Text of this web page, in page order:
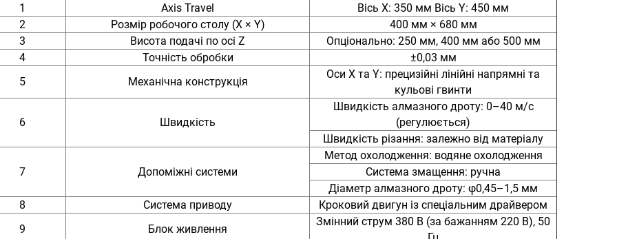
1
Axis Travel
Вісь X: 350 мм Вісь Y: 450 мм
2
Розмір робочого столу (X × Y)
400 мм × 680 мм
3
Висота подачі по осі Z
Опціонально: 250 мм, 400 мм або 500 мм
4
Точність обробки
±0,03 мм
5
Механічна конструкція
Оси X та Y: прецизійні лінійні напрямні та
кульові гвинти
6 Швидкість
Швидкість алмазного дроту: 0–40 м/с
(регулюється)
Швидкість різання: залежно від матеріалу
7 Допоміжні системи
Метод охолодження: водяне охолодження
Система змащення: ручна
Діаметр алмазного дроту: φ0,45–1,5 мм
8
Система приводу
Кроковий двигун із спеціальним драйвером
9
Блок живлення
Змінний струм 380 В (за бажанням 220 В), 50